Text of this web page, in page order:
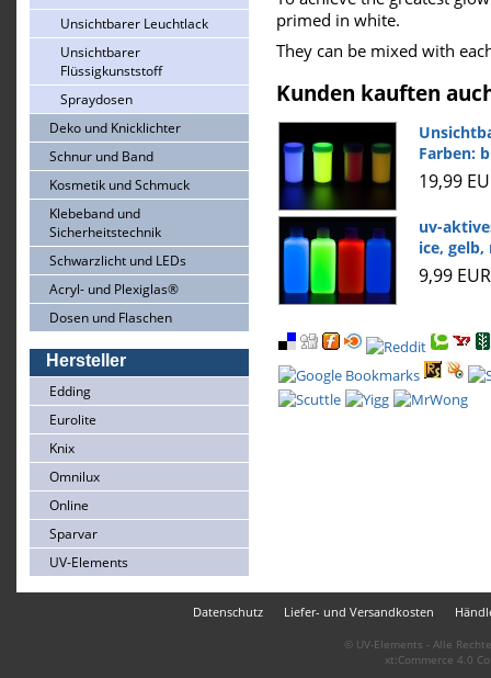
Unsichtbarer Leuchtlack
Unsichtbarer
Flüssigkunststoff
Spraydosen
Deko und Knicklichter
Schnur und Band
Kosmetik und Schmuck
Klebeband und
Sicherheitstechnik
Schwarzlicht und LEDs
Acryl- und Plexiglas®
Dosen und Flaschen
Hersteller
Edding
Eurolite
Knix
Omnilux
Online
Sparvar
UV-Elements
primed in white.
They can be mixed with
Kunden kauften
Farben:
19,99
uv-
ice,
9,99 EUR
Datenschutz Liefer- und Versandkosten
© UV-Elements - Alle
xt:Commerce 4.0